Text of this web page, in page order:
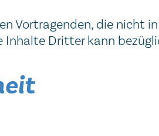
Vortragenden, die nicht
Inhalte Dritter kann